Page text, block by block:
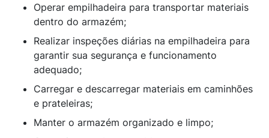
Operar empilhadeira para transportar materiais
dentro do armazém;
Realizar inspeções diárias na empilhadeira para
garantir sua segurança e funcionamento
adequado;
Carregar e descarregar materiais em caminhões
e prateleiras;
Manter o armazém organizado e limpo;